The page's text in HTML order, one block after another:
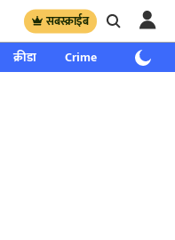
सबस्क्राईब
क्रीडा Crime साप्ताहिक